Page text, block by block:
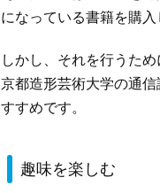
になっている書籍を購入
しかし、それを行うた
京都造形芸術大学の通
すすめです。
趣味を楽しむ